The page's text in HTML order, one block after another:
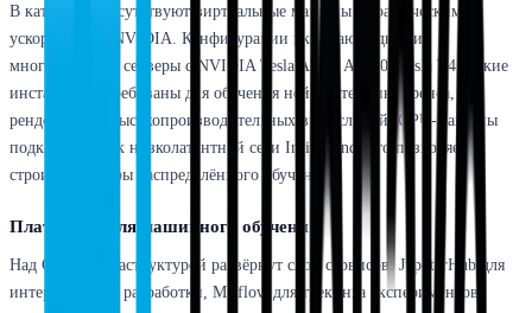
В каталоге присутствуют виртуальные машины с графическими
ускорителями NVIDIA. Конфигурации включают одно- и
многосокетные серверы с NVIDIA Tesla A100, A4000, Tesla T4. Такие
инстансы востребованы для обучения нейросетей, инференса,
рендеринга и высокопроизводительных вычислений. GPU-машины
подключаются к низколатентной сети InfiniBand, что позволяет
строить кластеры распределённого обучения.
Платформа для машинного обучения
Над GPU-инфраструктурой развёрнут слой сервисов: JupyterHub для
интерактивной разработки, MLflow для трекинга экспериментов,